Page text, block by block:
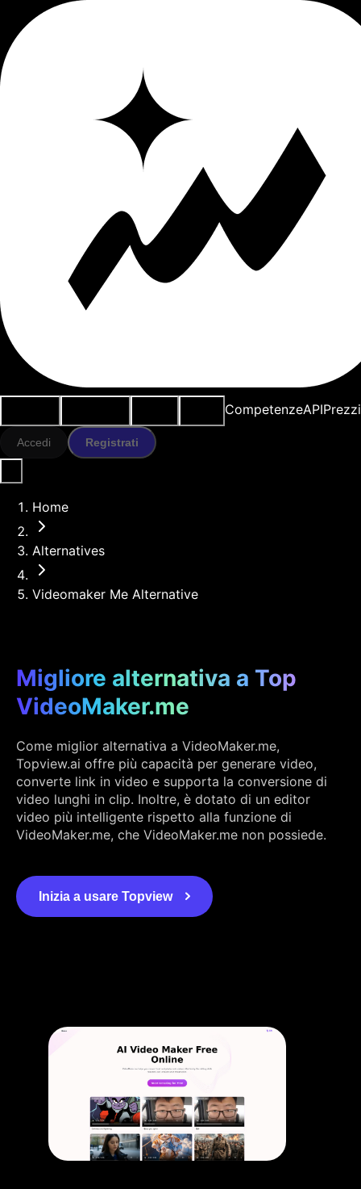
CompetenzeAPIPrezzi
Accedi Registrati
Home
Alternatives
Videomaker Me Alternative
Migliore alternativa a Top
VideoMaker.me
Come miglior alternativa a VideoMaker.me,
Topview.ai offre più capacità per generare video,
converte link in video e supporta la conversione di
video lunghi in clip. Inoltre, è dotato di un editor
video più intelligente rispetto alla funzione di
VideoMaker.me, che VideoMaker.me non possiede.
Inizia a usare Topview